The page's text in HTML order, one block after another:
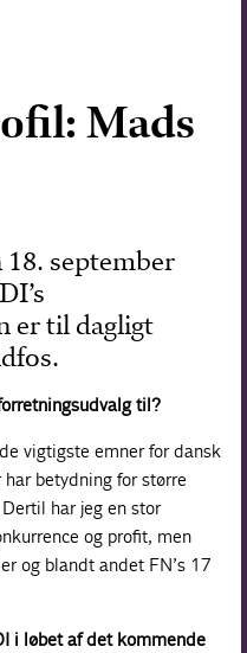
Mads
september
er til dagligt
til?
vigtigste emner for dansk
betydning for større
har jeg en stor
og profit, men
og blandt andet FN’s 17
i løbet af det kommende